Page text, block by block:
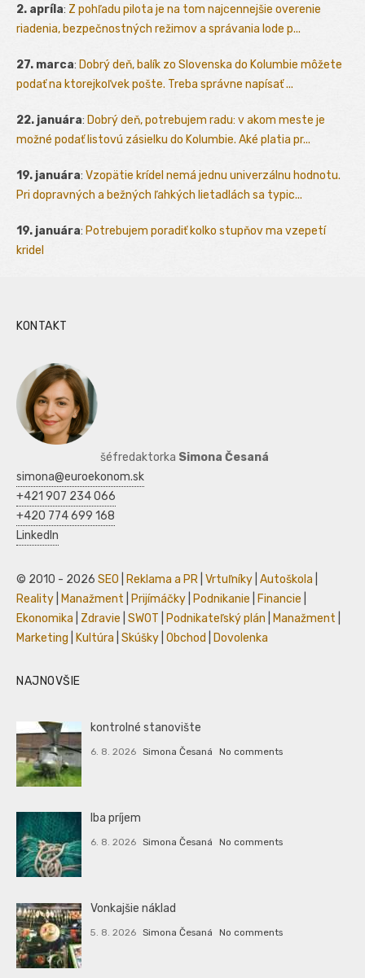
2. apríla: Z pohľadu pilota je na tom najcennejšie overenie
riadenia, bezpečnostných režimov a správania lode p...
27. marca: Dobrý deň, balík zo Slovenska do Kolumbie môžete
podať na ktorejkoľvek pošte. Treba správne napísať ...
22. januára: Dobrý deň, potrebujem radu: v akom meste je
možné podať listovú zásielku do Kolumbie. Aké platia pr...
19. januára: Vzopätie krídel nemá jednu univerzálnu hodnotu.
Pri dopravných a bežných ľahkých lietadlách sa typic...
19. januára: Potrebujem poradiť kolko stupňov ma vzepetí
kridel
KONTAKT
šéfredaktorka Simona Česaná
simona@euroekonom.sk
+421 907 234 066
+420 774 699 168
LinkedIn
© 2010 - 2026 SEO Reklama a PR Vrtuľníky Autoškola
Reality
Manažment Prijímáčky Podnikanie Financie
Ekonomika
Zdravie SWOT Podnikateľský plán Manažment
Marketing
Kultúra Skúšky Obchod Dovolenka
NAJNOVŠIE
kontrolné stanovište
6. 8. 2026 Simona Česaná No comments
Iba príjem
6. 8. 2026 Simona Česaná No comments
Vonkajšie náklad
5. 8. 2026 Simona Česaná No comments